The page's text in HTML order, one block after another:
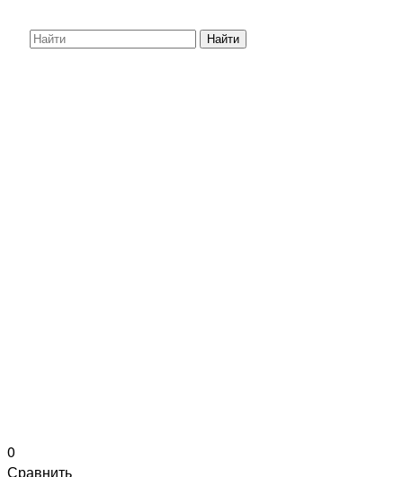
Найти
0
Сравнить